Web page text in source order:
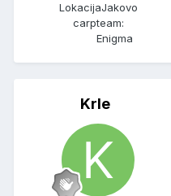
LokacijaJakovo
carpteam:
Enigma
Krle